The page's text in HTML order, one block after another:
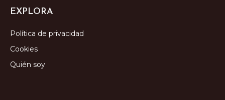
opens
window
opens
window
EXPLORA
Política de privacidad
Cookies
Quién soy